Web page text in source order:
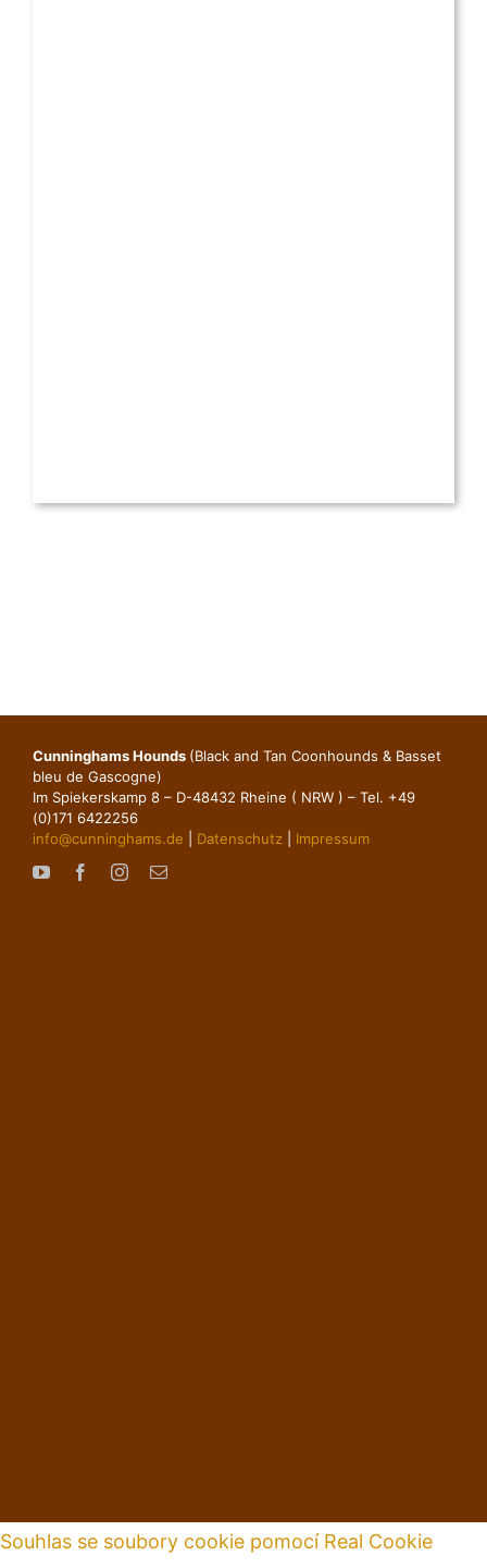
Cunninghams Hounds (Black and Tan Coonhounds & Basset
bleu de Gascogne)
Im Spiekerskamp 8 – D-48432 Rheine ( NRW ) – Tel. +49
(0)171 6422256
info@cunninghams.de
Datenschutz| Impressum
Souhlas se soubory cookie pomocí Real Cookie